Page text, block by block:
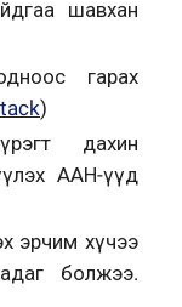
шавхан
гарах
)
дахин
ААН-үүд
эрчим хүчээ
болжээ.